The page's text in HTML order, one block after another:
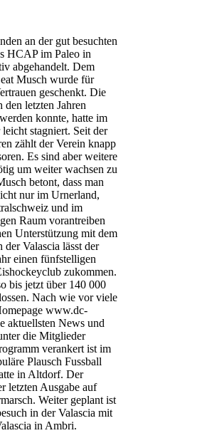
an der gut besuchten
HCAP im Paleo in
abgehandelt. Dem
Musch wurde für
geschenkt. Die
letzten Jahren
konnte, hatte im
stagniert. Seit der
zählt der Verein knapp
Es sind aber weitere
um weiter wachsen zu
betont, dass man
nur im Urnerland,
und im
Raum vorantreiben
Unterstützung mit dem
der Valascia lässt der
einen fünfstelligen
zukommen.
bis jetzt über 140 000
Nach wie vor viele
www.dc-
aktuellsten News und
die Mitglieder
verankert ist im
Plausch Fussball
in Altdorf. Der
letzten Ausgabe auf
Weiter geplant ist
in der Valascia mit
in Ambri.